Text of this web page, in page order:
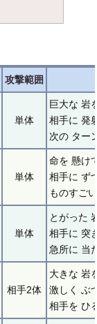
攻撃範囲
単体
巨大な 岩
相手に 発
次の ター
単体
命を 懸け
相手に ず
ものすご
単体
とがった
相手に 突
急所に 当
相手2体
大きな 岩
激しく ぶ
相手を ひ